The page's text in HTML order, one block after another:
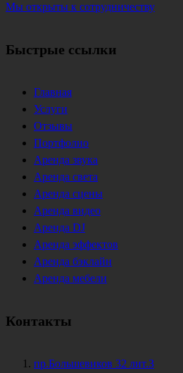
Мы открыты к сотрудничеству
Быстрые ссылки
Главная
Услуги
Отзывы
Портфолио
Аренда звука
Аренда света
Аренда сцены
Аренда видео
Аренда DJ
Аренда эффектов
Аренда бэклайн
Аренда мебели
Контакты
пр.Большевиков 32 лит.З